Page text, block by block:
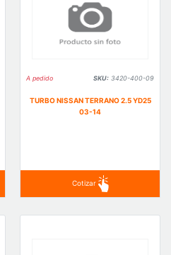
A pedido SKU: 3420-400-09
TURBO NISSAN TERRANO 2.5 YD25
03-14
Cotizar